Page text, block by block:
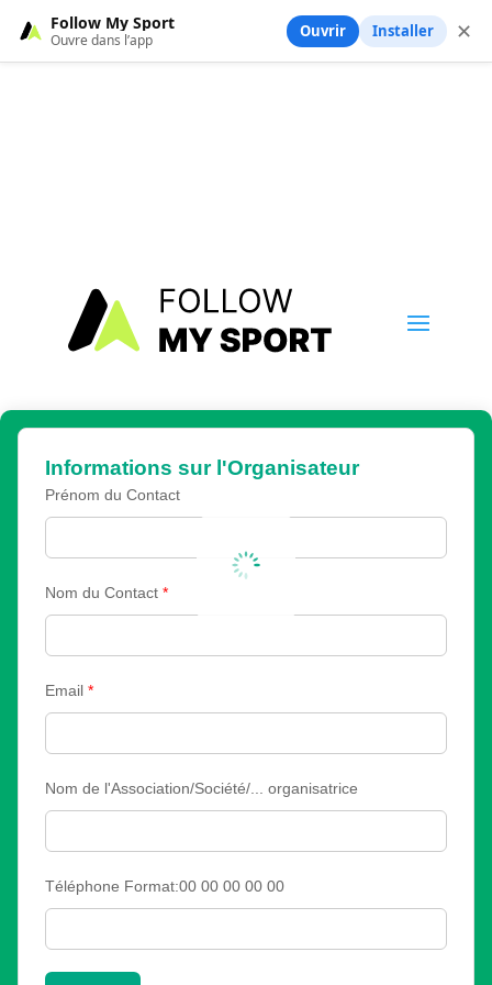
Informations sur l'Organisateur
Prénom du Contact
Nom du Contact *
Email *
Nom de l'Association/Société/... organisatrice
Téléphone Format:00 00 00 00 00
Follow My Sport
Ouvre dans l’app Ouvrir Installer ✕